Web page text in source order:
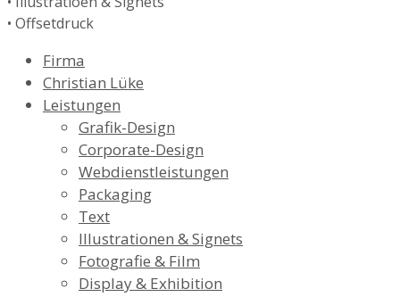
• Offsetdruck
Firma
Christian Lüke
Leistungen
Grafik-Design
Corporate-Design
Webdienstleistungen
Packaging
Text
Illustrationen & Signets
Fotografie & Film
Display & Exhibition